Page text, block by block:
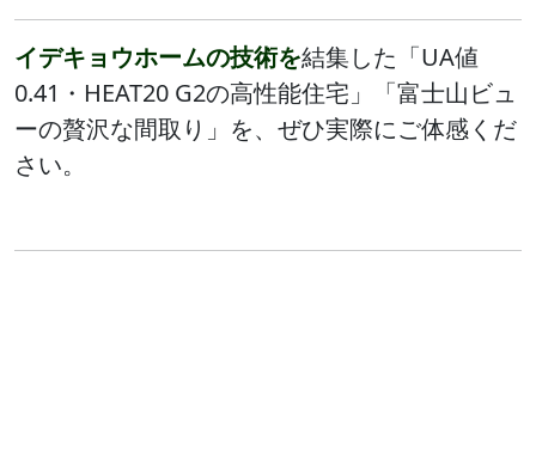
イデキョウホームの技術を結集した「UA値
0.41・HEAT20 G2の高性能住宅」「富士山ビュ
ーの贅沢な間取り」を、ぜひ実際にご体感くだ
さい。